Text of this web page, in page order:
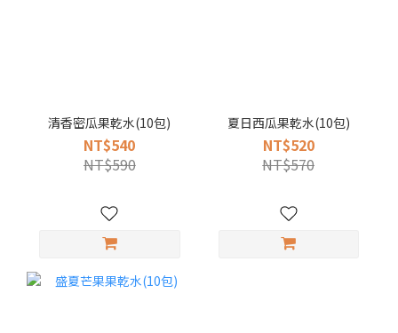
清香密瓜果乾水(10包)
NT$540
NT$590
夏日西瓜果乾水(10包)
NT$520
NT$570